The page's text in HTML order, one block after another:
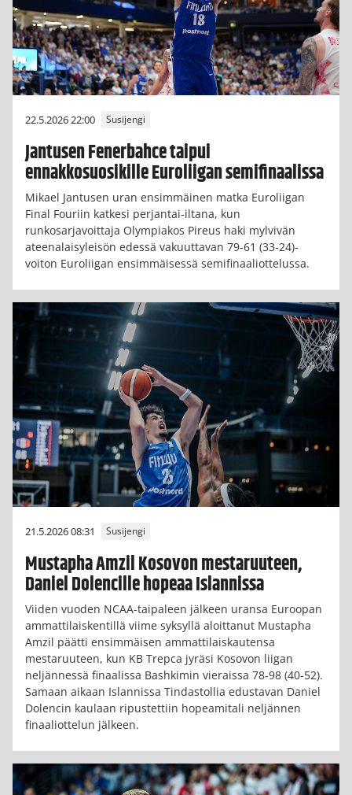
22.5.2026 22:00 Susijengi
Jantusen Fenerbahce taipui
ennakkosuosikille Euroliigan semifinaalissa
Mikael Jantusen uran ensimmäinen matka Euroliigan
Final Fouriin katkesi perjantai-iltana, kun
runkosarjavoittaja Olympiakos Pireus haki mylvivän
ateenalaisyleisön edessä vakuuttavan 79-61 (33-24)-
voiton Euroliigan ensimmäisessä semifinaaliottelussa.
21.5.2026 08:31 Susijengi
Mustapha Amzil Kosovon mestaruuteen,
Daniel Dolencille hopeaa Islannissa
Viiden vuoden NCAA-taipaleen jälkeen uransa Euroopan
ammattilaiskentillä viime syksyllä aloittanut Mustapha
Amzil päätti ensimmäisen ammattilaiskautensa
mestaruuteen, kun KB Trepca jyräsi Kosovon liigan
neljännessä finaalissa Bashkimin vieraissa 78-98 (40-52).
Samaan aikaan Islannissa Tindastollia edustavan Daniel
Dolencin kaulaan ripustettiin hopeamitali neljännen
finaaliottelun jälkeen.